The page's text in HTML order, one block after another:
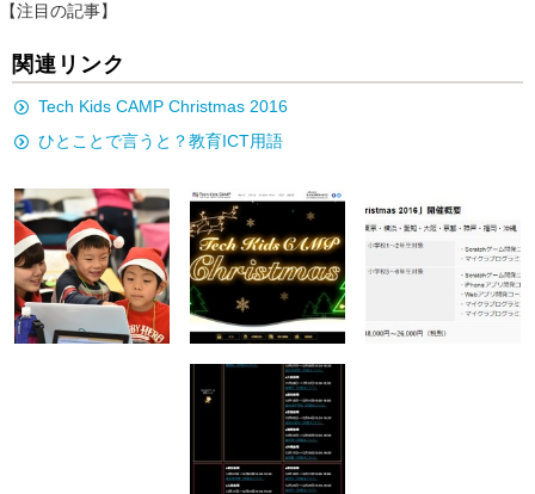
【注目の記事】
関連リンク
Tech Kids CAMP Christmas 2016
ひとことで言うと？教育ICT用語